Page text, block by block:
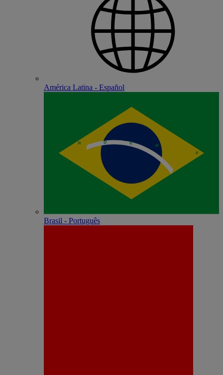
América Latina - Español
Brasil - Português